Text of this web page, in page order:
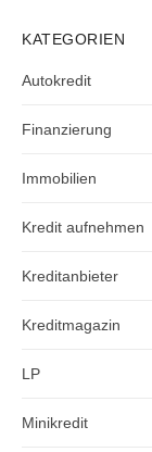
KATEGORIEN
Autokredit
Finanzierung
Immobilien
Kredit aufnehmen
Kreditanbieter
Kreditmagazin
LP
Minikredit